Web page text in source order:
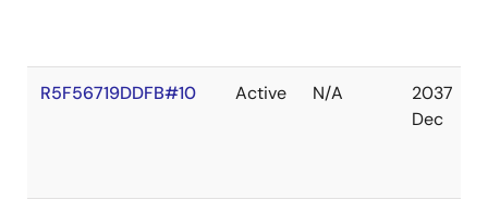
R5F56719DDFB#10 Active N/A
2037
Dec